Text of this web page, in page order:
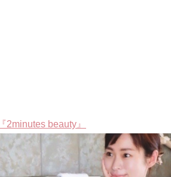
2minutes beauty』